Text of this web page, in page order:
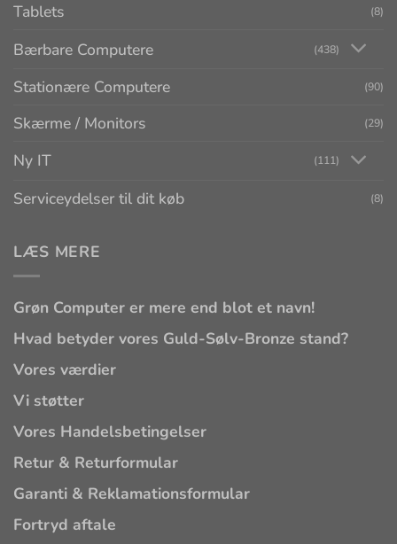
Tablets (8)
Bærbare Computere (438)
Stationære Computere (90)
Skærme / Monitors (29)
Ny IT (111)
Serviceydelser til dit køb (8)
LÆS MERE
Grøn Computer er mere end blot et navn!
Hvad betyder vores Guld-Sølv-Bronze stand?
Vores værdier
Vi støtter
Vores Handelsbetingelser
Retur & Returformular
Garanti & Reklamationsformular
Fortryd aftale